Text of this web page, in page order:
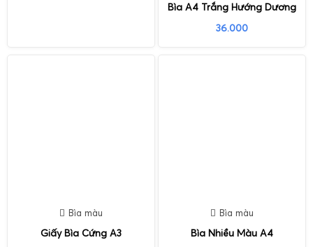
Bìa A4 Trắng Hướng Dương
36.000
Bìa màu
Giấy Bìa Cứng A3
Bìa màu
Bìa Nhiều Màu A4